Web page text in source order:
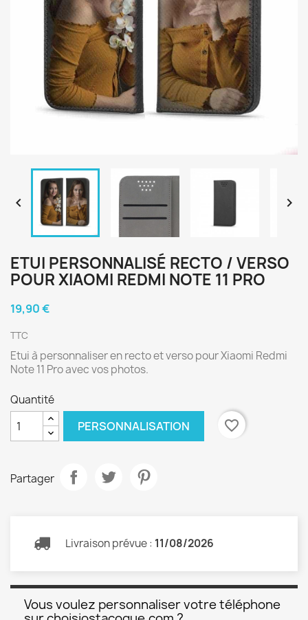
 
ETUI PERSONNALISÉ RECTO / VERSO
POUR XIAOMI REDMI NOTE 11 PRO
19,90 €
TTC
Etui à personnaliser en recto et verso pour Xiaomi Redmi
Note 11 Pro avec vos photos.
Quantité
PERSONNALISATION favorite_border
Partager
Livraison prévue : 11/08/2026
Vous voulez personnaliser votre téléphone